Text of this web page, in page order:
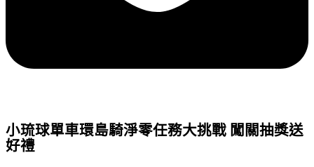
小琉球單車環島騎淨零任務大挑戰 闖關抽獎送
好禮